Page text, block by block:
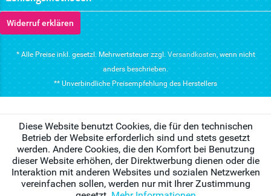
Widerruf erklären
* Alle Preise inkl. gesetzl. Mehrwertsteuer zzgl. Versandkosten, wenn nicht
anders beschrieben.
** Unverbindliche Preisempfehlung des Herstellers
Diese Website benutzt Cookies, die für den technischen
Betrieb der Website erforderlich sind und stets gesetzt
werden. Andere Cookies, die den Komfort bei Benutzung
dieser Website erhöhen, der Direktwerbung dienen oder die
Interaktion mit anderen Websites und sozialen Netzwerken
vereinfachen sollen, werden nur mit Ihrer Zustimmung